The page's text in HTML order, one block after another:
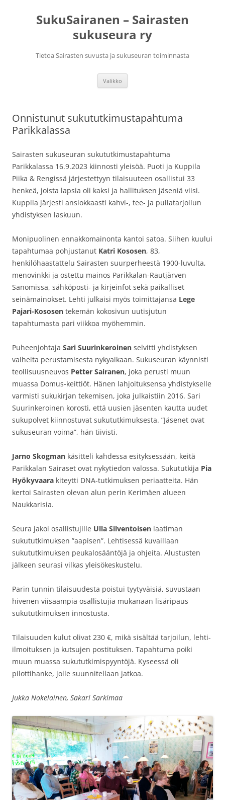
SukuSairanen – Sairasten
sukuseura ry
Tietoa Sairasten suvusta ja sukuseuran toiminnasta
Valikko
Onnistunut sukututkimustapahtuma
Parikkalassa
Sairasten sukuseuran sukututkimustapahtuma
Parikkalassa 16.9.2023 kiinnosti yleisöä. Puoti ja Kuppila
Piika & Rengissä järjestettyyn tilaisuuteen osallistui 33
henkeä, joista lapsia oli kaksi ja hallituksen jäseniä viisi.
Kuppila järjesti ansiokkaasti kahvi-, tee- ja pullatarjoilun
yhdistyksen laskuun.
Monipuolinen ennakkomainonta kantoi satoa. Siihen kuului
tapahtumaa pohjustanut Katri Kososen, 83,
henkilöhaastattelu Sairasten suurperheestä 1900-luvulta,
menovinkki ja ostettu mainos Parikkalan-Rautjärven
Sanomissa, sähköposti- ja kirjeinfot sekä paikalliset
seinämainokset. Lehti julkaisi myös toimittajansa Lege
Pajari-Kososen tekemän kokosivun uutisjutun
tapahtumasta pari viikkoa myöhemmin.
Puheenjohtaja Sari Suurinkeroinen selvitti yhdistyksen
vaiheita perustamisesta nykyaikaan. Sukuseuran käynnisti
teollisuusneuvos Petter Sairanen, joka perusti muun
muassa Domus-keittiöt. Hänen lahjoituksensa yhdistykselle
varmisti sukukirjan tekemisen, joka julkaistiin 2016. Sari
Suurinkeroinen korosti, että uusien jäsenten kautta uudet
sukupolvet kiinnostuvat sukututkimuksesta. ”Jäsenet ovat
sukuseuran voima”, hän tiivisti.
Jarno Skogman käsitteli kahdessa esityksessään, keitä
Parikkalan Sairaset ovat nykytiedon valossa. Sukututkija Pia
Hyökyvaara kiteytti DNA-tutkimuksen periaatteita. Hän
kertoi Sairasten olevan alun perin Kerimäen alueen
Naukkarisia.
Seura jakoi osallistujille Ulla Silventoisen laatiman
sukututkimuksen ”aapisen”. Lehtisessä kuvaillaan
sukututkimuksen peukalosääntöjä ja ohjeita. Alustusten
jälkeen seurasi vilkas yleisökeskustelu.
Parin tunnin tilaisuudesta poistui tyytyväisiä, suvustaan
hivenen viisaampia osallistujia mukanaan lisäripaus
sukututkimuksen innostusta.
Tilaisuuden kulut olivat 230 €, mikä sisältää tarjoilun, lehti-
ilmoituksen ja kutsujen postituksen. Tapahtuma poiki
muun muassa sukututkimispyyntöjä. Kyseessä oli
pilottihanke, jolle suunnitellaan jatkoa.
Jukka Nokelainen, Sakari Sarkimaa